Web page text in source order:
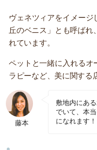
ヴェネツィアをイメー
丘のベニス」とも呼ば
れています。
ペットと一緒に入れるオ
ラピーなど、美に関する
藤本
敷地内にあ
でいて、本
になれます！